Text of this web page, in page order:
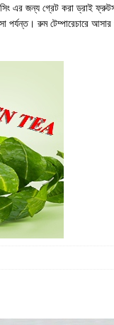
এর জন্য গ্রেট করা ড্রাই
পর্যন্ত। রুম টেম্পারেচারে